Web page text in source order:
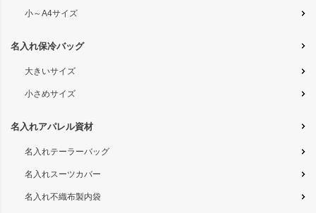
小～A4サイズ
名入れ保冷バッグ
大きいサイズ
小さめサイズ
名入れアパレル資材
名入れテーラーバッグ
名入れスーツカバー
名入れ不織布製内袋